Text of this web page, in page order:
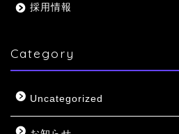
採用情報
Category
Uncategorized